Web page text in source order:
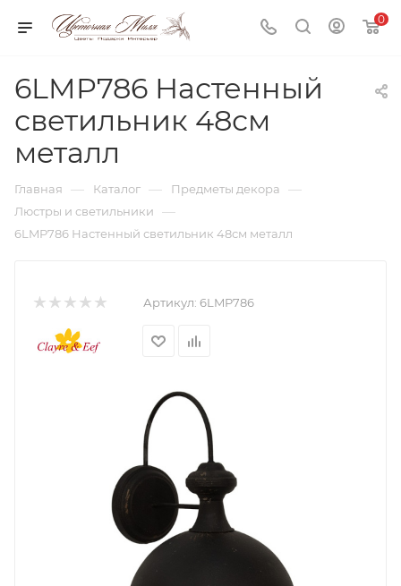
0
6LMP786 Настенный
светильник 48см
металл
Главная — Каталог — Предметы декора —
Люстры и светильники —
6LMP786 Настенный светильник 48см металл
Артикул: 6LMP786